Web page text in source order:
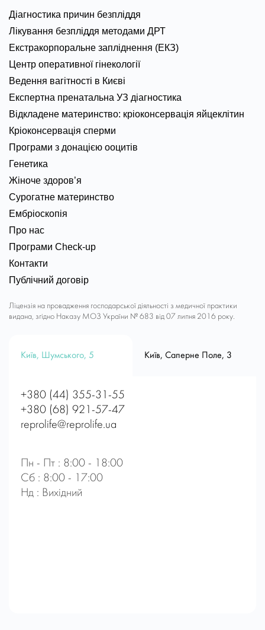
Діагностика причин безпліддя
Лікування безпліддя методами ДРТ
Екстракорпоральне запліднення (ЕКЗ)
Центр оперативної гінекології
Ведення вагітності в Києві
Експертна пренатальна УЗ діагностика
Відкладене материнство: кріоконсервація яйцеклітин
Кріоконсервація сперми
Програми з донацією ооцитів
Генетика
Жіноче здоров’я
Сурогатне материнство
Ембріоскопія
Про нас
Програми Check-up
Контакти
Публічний договір
Ліцензія на провадження господарської діяльності з медичної практики
видана, згідно Наказу МОЗ України № 683 від 07 липня 2016 року.
Київ, Шумського, 5 Київ, Саперне Поле, 3
+380 (44) 355-31-55
+380 (68) 921-57-47
reprolife@reprolife.ua
Пн - Пт : 8:00 - 18:00
Сб : 8:00 - 17:00
Нд : Вихідний